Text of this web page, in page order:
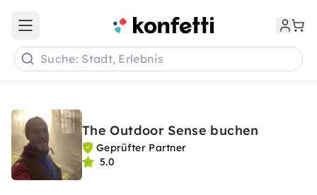
Open main menu
Suche: Stadt, Erlebnis
The Outdoor Sense buchen
Geprüfter Partner
5.0